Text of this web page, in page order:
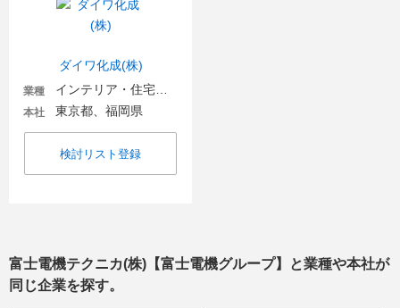
ダイワ化成(株)
業種
本社 東京都、福岡県
検討リスト登録
富士電機テクニカ(株)【富士電機グループ】
と業種や本社が
同じ企業を探す。